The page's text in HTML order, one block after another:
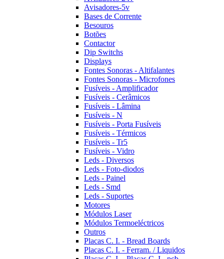
Avisadores-5v
Bases de Corrente
Besouros
Botões
Contactor
Dip Switchs
Displays
Fontes Sonoras - Altifalantes
Fontes Sonoras - Microfones
Fusíveis - Amplificador
Fusíveis - Cerâmicos
Fusíveis - Lâmina
Fusíveis - N
Fusíveis - Porta Fusíveis
Fusíveis - Térmicos
Fusíveis - Tr5
Fusíveis - Vidro
Leds - Diversos
Leds - Foto-diodos
Leds - Painel
Leds - Smd
Leds - Suportes
Motores
Módulos Laser
Módulos Termoeléctricos
Outros
Placas C. I. - Bread Boards
Placas C. I. - Ferram. / Liquidos